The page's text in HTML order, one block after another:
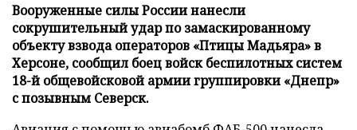
Вооруженные силы России нанесли
сокрушительный удар по замаскированному
объекту взвода операторов «Птицы Мадьяра» в
Херсоне, сообщил боец войск беспилотных систем
18-й общевойсковой армии группировки «Днепр»
с позывным Северск.